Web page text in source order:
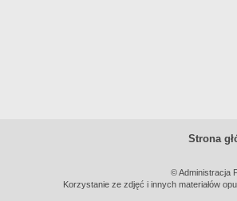
Strona
© Administracja
Korzystanie ze zdjęć i innych materiałów